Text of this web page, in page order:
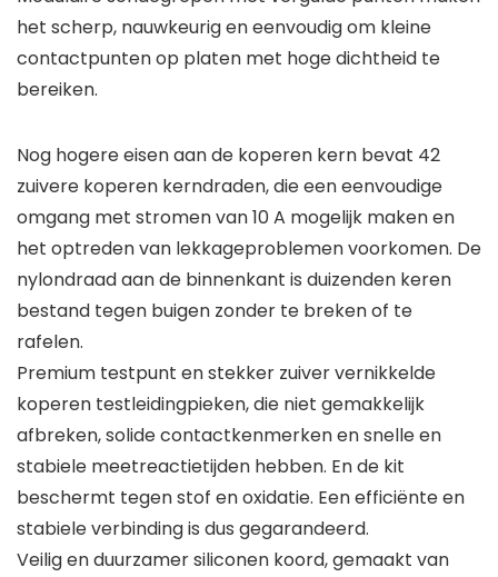
het scherp, nauwkeurig en eenvoudig om kleine
contactpunten op platen met hoge dichtheid te
bereiken.
Nog hogere eisen aan de koperen kern bevat 42
zuivere koperen kerndraden, die een eenvoudige
omgang met stromen van 10 A mogelijk maken en
het optreden van lekkageproblemen voorkomen. De
nylondraad aan de binnenkant is duizenden keren
bestand tegen buigen zonder te breken of te
rafelen.
Premium testpunt en stekker zuiver vernikkelde
koperen testleidingpieken, die niet gemakkelijk
afbreken, solide contactkenmerken en snelle en
stabiele meetreactietijden hebben. En de kit
beschermt tegen stof en oxidatie. Een efficiënte en
stabiele verbinding is dus gegarandeerd.
Veilig en duurzamer siliconen koord, gemaakt van